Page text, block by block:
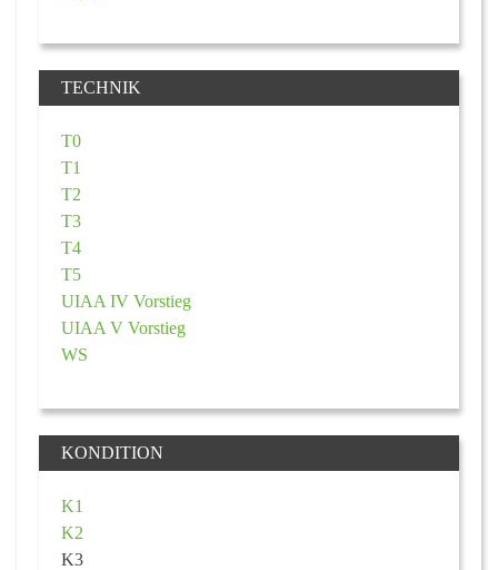
TECHNIK
T0
T1
T2
T3
T4
T5
UIAA IV Vorstieg
UIAA V Vorstieg
WS
KONDITION
K1
K2
K3